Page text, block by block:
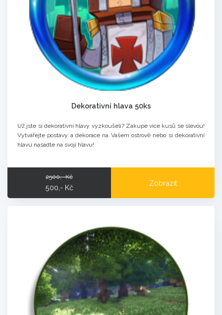
Dekorativní hlava 50ks
Už jste si dekorativní hlavy vyzkoušeli? Zakupe více kusů se slevou!
Vytvářejte postavy a dekorace na Vašem ostrově nebo si dekorativní
hlavu nasadte na svojí hlavu!
2500,- Kč
500,- Kč
Zobrazit